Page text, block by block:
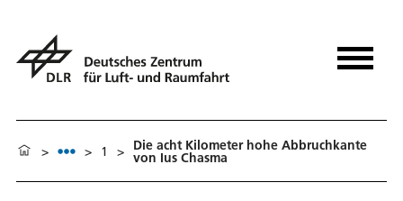
> > 1 > Die acht Kilometer hohe Abbruchkante
von Ius Chasma